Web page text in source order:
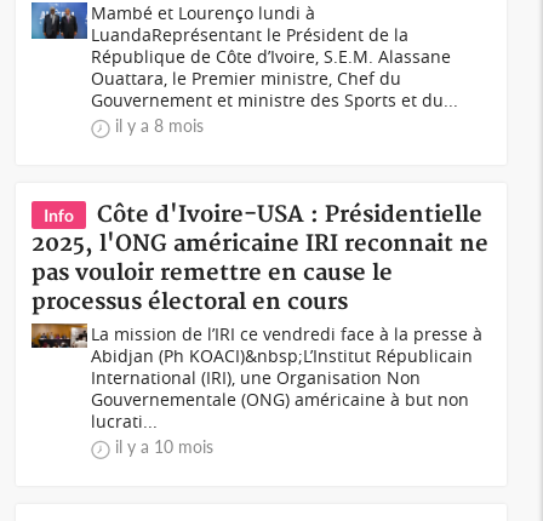
Mambé et Lourenço lundi à
LuandaReprésentant le Président de la
République de Côte d’Ivoire, S.E.M. Alassane
Ouattara, le Premier ministre, Chef du
Gouvernement et ministre des Sports et du...
il y a 8 mois
Info
Côte d'Ivoire-USA : Présidentielle
2025, l'ONG américaine IRI reconnait ne
pas vouloir remettre en cause le
processus électoral en cours
La mission de l’IRI ce vendredi face à la presse à
Abidjan (Ph KOACI)&nbsp;L’Institut Républicain
International (IRI), une Organisation Non
Gouvernementale (ONG) américaine à but non
lucrati...
il y a 10 mois